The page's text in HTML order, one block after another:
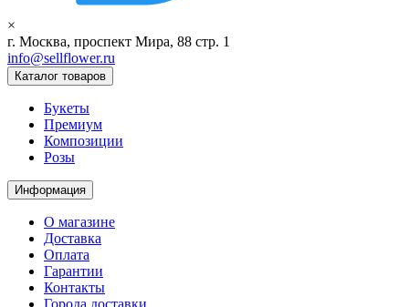
×
г. Москва, проспект Мира, 88 стр. 1
info@sellflower.ru
Каталог товаров
Букеты
Премиум
Композиции
Розы
Информация
О магазине
Доставка
Оплата
Гарантии
Контакты